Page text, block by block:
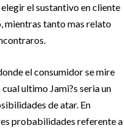
el sustantivo en cliente
mientras tanto mas relato
el consumidor se mire
ultimo Jami?s seri­a un
de atar. En
probabilidades referente a